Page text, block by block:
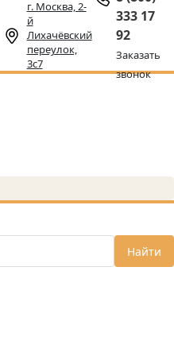
г. Москва, 2-
й
Лихачёвский
переулок,
3с7
333 17
92
Заказать
звонок
Найти